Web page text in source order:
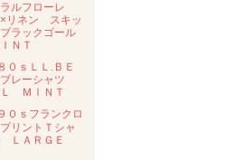
ルフローレ
リネン スキッ
ラックゴール
ＮＴ
０ｓＬＬ.ＢＥ
レーシャツ
ＭＩＮＴ
０ｓフランクロ
リントＴシャ
ＬＡＲＧＥ